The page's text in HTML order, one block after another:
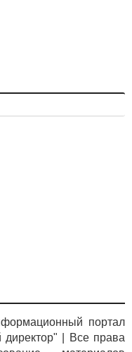
портал
директор" | Все права